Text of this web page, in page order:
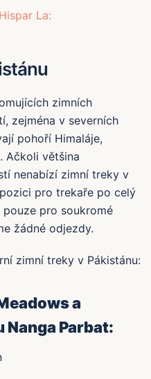
La:
zimních
zejména v severních
pohoří Himaláje,
Ačkoli většina
nenabízí zimní treky v
pro trekaře po celý
pro soukromé
žádné odjezdy.
zimní treky v Pákistánu:
a
Parbat: